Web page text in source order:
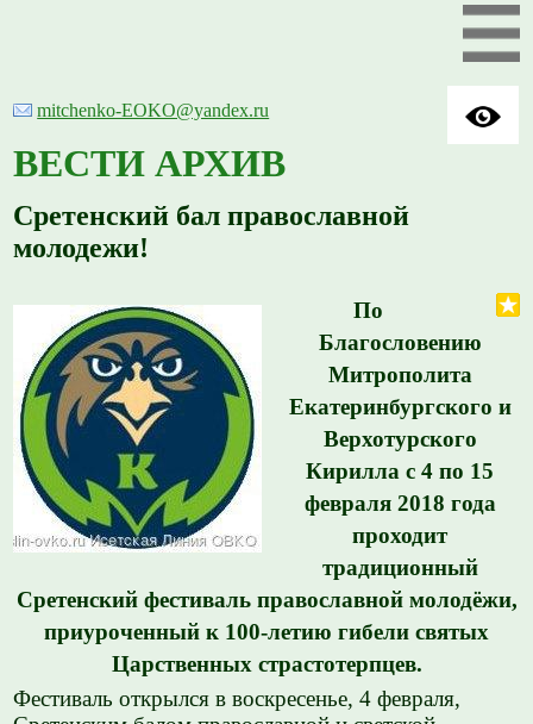
mitchenko-EOKO@yandex.ru
ВЕСТИ АРХИВ
Сретенский бал православной
молодежи!
По
Благословению
Митрополита
Екатеринбургского и
Верхотурского
Кирилла с 4 по 15
февраля 2018 года
проходит
традиционный
Сретенский фестиваль православной молодёжи,
приуроченный к 100-летию гибели святых
Царственных страстотерпцев.
Фестиваль открылся в воскресенье, 4 февраля,